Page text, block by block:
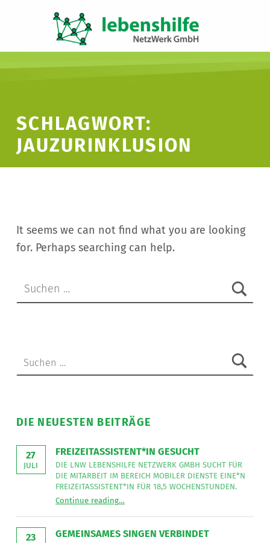
SCHLAGWORT:
JAUZURINKLUSION
It seems we can not find what you are looking
for. Perhaps searching can help.
DIE NEUESTEN BEITRÄGE
27
JULI
FREIZEITASSISTENT*IN GESUCHT
DIE LNW LEBENSHILFE NETZWERK GMBH SUCHT FÜR
DIE MITARBEIT IM BEREICH MOBILER DIENSTE EINE*N
FREIZEITASSISTENT*IN FÜR 18,5 WOCHENSTUNDEN.
Continue readingDie
Lebenshilfe
GmbH
…
23 GEMEINSAMES SINGEN VERBINDET